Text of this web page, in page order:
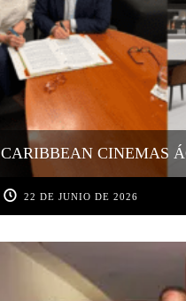
CARIBBEAN CINEMAS
22 DE JUNIO DE 2026